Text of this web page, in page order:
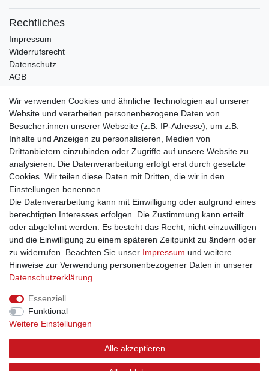
Rechtliches
Impressum
Widerrufsrecht
Datenschutz
AGB
Bleibt auf dem Laufenden ...
Newsletter
Honig
Hiermit bestätige ich, dass ich dieDaten­schutz­erklärunggelesen habe. Meine
Einwilligung kann ich jederzeit widerrufen.**
** Hierbei handelt es sich um ein Pflichtfeld.
Impressum Daten­schutz­erklärung AGB
Widerrufs­recht
Wir verwenden Cookies und ähnliche Technologien auf unserer
Website und verarbeiten personenbezogene Daten von
Besucher:innen unserer Webseite (z.B. IP-Adresse), um z.B.
Inhalte und Anzeigen zu personalisieren, Medien von
Drittanbietern einzubinden oder Zugriffe auf unsere Website zu
analysieren. Die Datenverarbeitung erfolgt erst durch gesetzte
Cookies. Wir teilen diese Daten mit Dritten, die wir in den
Einstellungen benennen.
Die Datenverarbeitung kann mit Einwilligung oder aufgrund eines
berechtigten Interesses erfolgen. Die Zustimmung kann erteilt
oder abgelehnt werden. Es besteht das Recht, nicht einzuwilligen
und die Einwilligung zu einem späteren Zeitpunkt zu ändern oder
zu widerrufen. Beachten Sie unser Impressum und weitere
Hinweise zur Verwendung personenbezogener Daten in unserer
Daten­schutz­erklärung
Essenziell
Funktional
Weitere Einstellungen
Alle akzeptieren